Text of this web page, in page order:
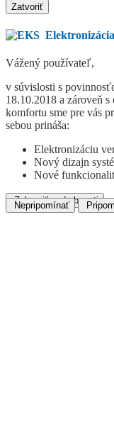
Zatvoriť
Vážený používateľ,
v súvislosti s
18.10.2018 a zároveň
komfortu sme pre vás
sebou prináša:
Elektronizáciu
Nový dizajn
Nové
Zobraziť podrobnosti
Nepripomínať